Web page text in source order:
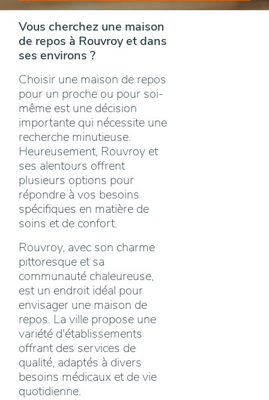
Vous cherchez une maison
de repos à Rouvroy et dans
ses environs ?
Choisir une maison de repos
pour un proche ou pour soi-
même est une décision
importante qui nécessite une
recherche minutieuse.
Heureusement, Rouvroy et
ses alentours offrent
plusieurs options pour
répondre à vos besoins
spécifiques en matière de
soins et de confort.
Rouvroy, avec son charme
pittoresque et sa
communauté chaleureuse,
est un endroit idéal pour
envisager une maison de
repos. La ville propose une
variété d'établissements
offrant des services de
qualité, adaptés à divers
besoins médicaux et de vie
quotidienne.